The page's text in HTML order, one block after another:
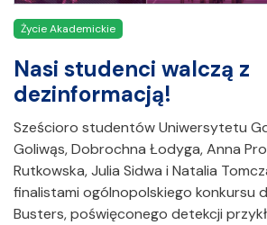
Życie Akademickie
Nasi studenci walczą z
dezinformacją!
Sześcioro studentów Uniwersytetu
Goliwąs, Dobrochna Łodyga, Anna
Rutkowska, Julia Sidwa i Natalia
finalistami ogólnopolskiego konkursu
Busters, poświęconego detekcji